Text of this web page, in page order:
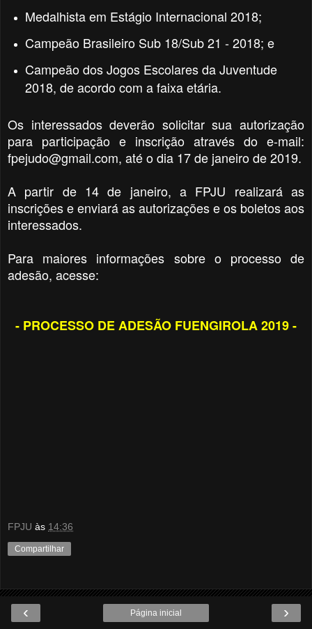
Medalhista em Estágio Internacional 2018;
Campeão Brasileiro Sub 18/Sub 21 - 2018; e
Campeão dos Jogos Escolares da Juventude
2018, de acordo com a faixa etária.
Os interessados deverão solicitar sua autorização
para participação e inscrição através do e-mail:
fpejudo@gmail.com, até o dia 17 de janeiro de 2019.
A partir de 14 de janeiro, a FPJU realizará as
inscrições e enviará as autorizações e os boletos aos
interessados.
Para maiores informações sobre o processo de
adesão, acesse:
- PROCESSO DE ADESÃO FUENGIROLA 2019 -
FPJU às 14:36
Compartilhar
‹ ›
Página inicial